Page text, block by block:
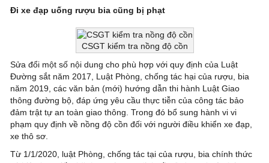
Đi xe đạp uống rượu bia cũng bị phạt
CSGT kiểm tra nồng độ cồn
Sửa đổi một số nội dung cho phù hợp với quy định của Luật
Đường sắt năm 2017, Luật Phòng, chống tác hại của rượu, bia
năm 2019, các văn bản (mới) hướng dẫn thi hành Luật Giao
thông đường bộ, đáp ứng yêu cầu thực tiễn của công tác bảo
đảm trật tự an toàn giao thông. Trong đó bổ sung hành vi vi
phạm quy định về nồng độ cồn đối với người điều khiển xe đạp,
xe thô sơ.
Từ 1/1/2020, luật Phòng, chống tác tại của rượu, bia chính thức